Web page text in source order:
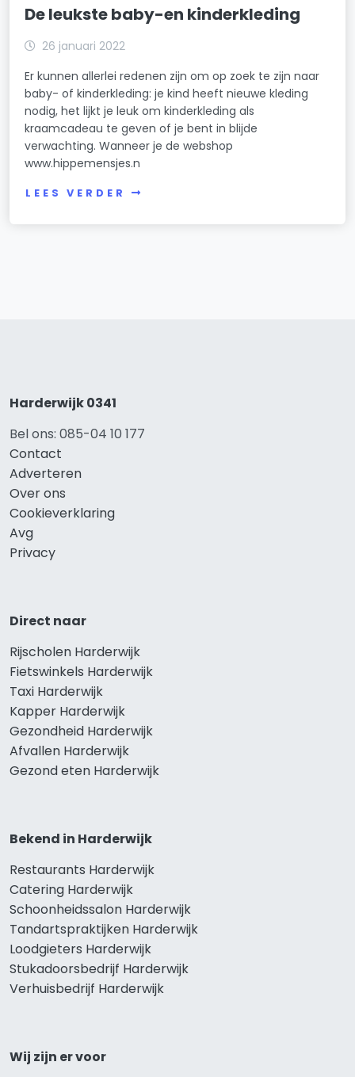
De leukste baby-en kinderkleding
26 januari 2022
Er kunnen allerlei redenen zijn om op zoek te zijn naar
baby- of kinderkleding: je kind heeft nieuwe kleding
nodig, het lijkt je leuk om kinderkleding als
kraamcadeau te geven of je bent in blijde
verwachting. Wanneer je de webshop
www.hippemensjes.n
LEES VERDER
Harderwijk 0341
Bel ons: 085-04 10 177
Contact
Adverteren
Over ons
Cookieverklaring
Avg
Privacy
Direct naar
Rijscholen Harderwijk
Fietswinkels Harderwijk
Taxi Harderwijk
Kapper Harderwijk
Gezondheid Harderwijk
Afvallen Harderwijk
Gezond eten Harderwijk
Bekend in Harderwijk
Restaurants Harderwijk
Catering Harderwijk
Schoonheidssalon Harderwijk
Tandartspraktijken Harderwijk
Loodgieters Harderwijk
Stukadoorsbedrijf Harderwijk
Verhuisbedrijf Harderwijk
Wij zijn er voor